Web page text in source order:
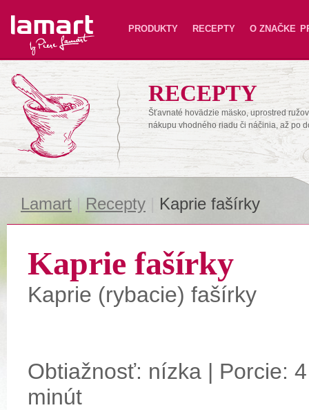
Lamart PRODUKTY RECEPTY O ZNAČKE
RECEPTY
Šťavnaté hovädzie mäsko, uprostred
nákupu vhodného riadu či náčinia, až po
Lamart Recepty Kaprie fašírky
Kaprie fašírky
Kaprie (rybacie) fašírky
Obtiažnosť: nízka | Porcie:
minút